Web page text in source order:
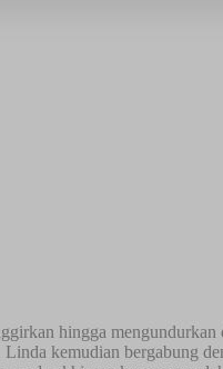
hingga
kemudian bergabung